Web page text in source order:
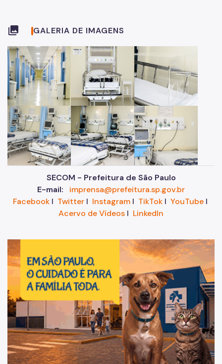
collections GALERIA DE IMAGENS
SECOM - Prefeitura de São Paulo
E-mail:
imprensa@prefeitura.sp.gov.br
FacebookI TwitterI InstagramI TikTokI YouTubeI
Acervo de Vídeos I LinkedIn